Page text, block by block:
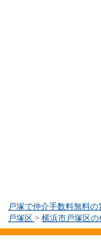
戸塚で仲介手数料無料
戸塚区 > 横浜市戸塚区の